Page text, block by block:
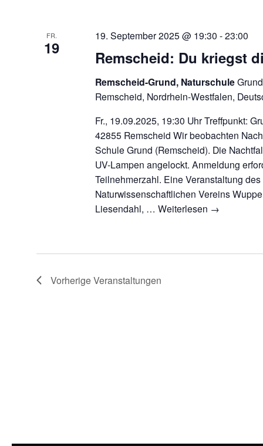
FR.
19 Remscheid: Du kriegst
19. September 2025 @ 19:30 -23:00
Remscheid-Grund, Naturschule
Remscheid, Nordrhein-Westfalen,
Fr., 19.09.2025, 19:30 Uhr Treffpunkt:
42855 Remscheid Wir beobachten
Schule Grund (Remscheid). Die
UV-Lampen angelockt. Anmeldung
Teilnehmerzahl. Eine Veranstaltung des
Naturwissenschaftlichen Vereins
Liesendahl, …Weiterlesen →
VorherigeVeranstaltungen